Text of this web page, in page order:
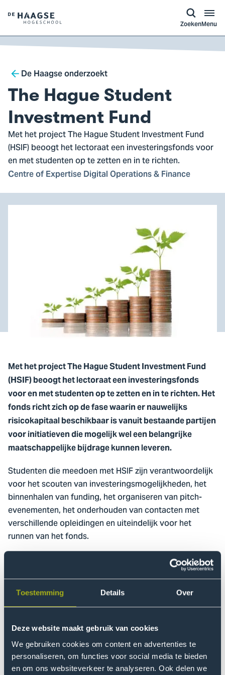
Toestemming Details Over
Deze website maakt gebruik van cookies
We gebruiken cookies om content en advertenties te
personaliseren, om functies voor social media te bieden
en om ons websiteverkeer te analyseren. Ook delen we
Logo
van
De
Hogeschool,
ga
naar
de
homepagina
ZoekenMenu
Breadcrumb
De Haagse onderzoekt
The Hague Student
Investment Fund
Met het project The Hague Student Investment Fund
(HSIF) beoogt het lectoraat een investeringsfonds voor
en met studenten op te zetten en in te richten.
Centre of Expertise Digital Operations & Finance
Met het project The Hague Student Investment Fund
(HSIF) beoogt het lectoraat een investeringsfonds
voor en met studenten op te zetten en in te richten. Het
fonds richt zich op de fase waarin er nauwelijks
risicokapitaal beschikbaar is vanuit bestaande partijen
voor initiatieven die mogelijk wel een belangrijke
maatschappelijke bijdrage kunnen leveren.
Studenten die meedoen met HSIF zijn verantwoordelijk
voor het scouten van investeringsmogelijkheden, het
binnenhalen van funding, het organiseren van pitch-
evenementen, het onderhouden van contacten met
verschillende opleidingen en uiteindelijk voor het
runnen van het fonds.
Het fonds stelt studenten in de gelegenheid om op
basis van casuïstiek uit de praktijk te leren wat er komt
kijken bij het verstrekken van financieringen en het
runnen van een business. Het fonds beoogt te voorzien
ondernemingsplannen van studenten en recent
afgestudeerde alumni die impact willen maken met hun
initiatieven. Op deze manier hoopt HSIF
ondernemerschap te stimuleren. Onderzoekers van het